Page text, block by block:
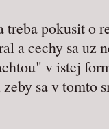
treba pokusit o
a cechy sa uz
v istej
sa v tomto